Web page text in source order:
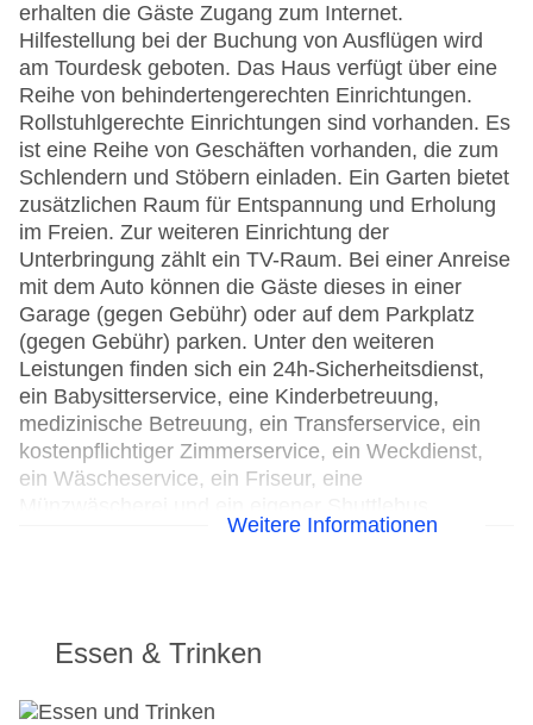
erhalten die Gäste Zugang zum Internet.
Hilfestellung bei der Buchung von Ausflügen wird
am Tourdesk geboten. Das Haus verfügt über eine
Reihe von behindertengerechten Einrichtungen.
Rollstuhlgerechte Einrichtungen sind vorhanden. Es
ist eine Reihe von Geschäften vorhanden, die zum
Schlendern und Stöbern einladen. Ein Garten bietet
zusätzlichen Raum für Entspannung und Erholung
im Freien. Zur weiteren Einrichtung der
Unterbringung zählt ein TV-Raum. Bei einer Anreise
mit dem Auto können die Gäste dieses in einer
Garage (gegen Gebühr) oder auf dem Parkplatz
(gegen Gebühr) parken. Unter den weiteren
Leistungen finden sich ein 24h-Sicherheitsdienst,
ein Babysitterservice, eine Kinderbetreuung,
medizinische Betreuung, ein Transferservice, ein
kostenpflichtiger Zimmerservice, ein Weckdienst,
ein Wäscheservice, ein Friseur, eine
Radfahrer können gegen Gebühr die hauseigenen
24h Rezeption
Weitere Informationen
Essen & Trinken